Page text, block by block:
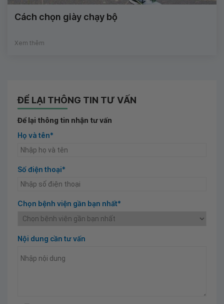
Cách chọn giày chạy bộ
Xem thêm
ĐỂ LẠI THÔNG TIN TƯ VẤN
Để lại thông tin nhận tư vấn
Họ và tên*
Số điện thoại*
Chọn bệnh viện gần bạn nhất*
Nội dung cần tư vấn